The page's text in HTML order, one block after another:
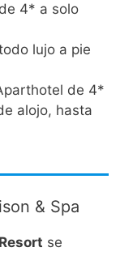
4* a solo
lujo a pie
de 4*
alojo, hasta
& Spa
se